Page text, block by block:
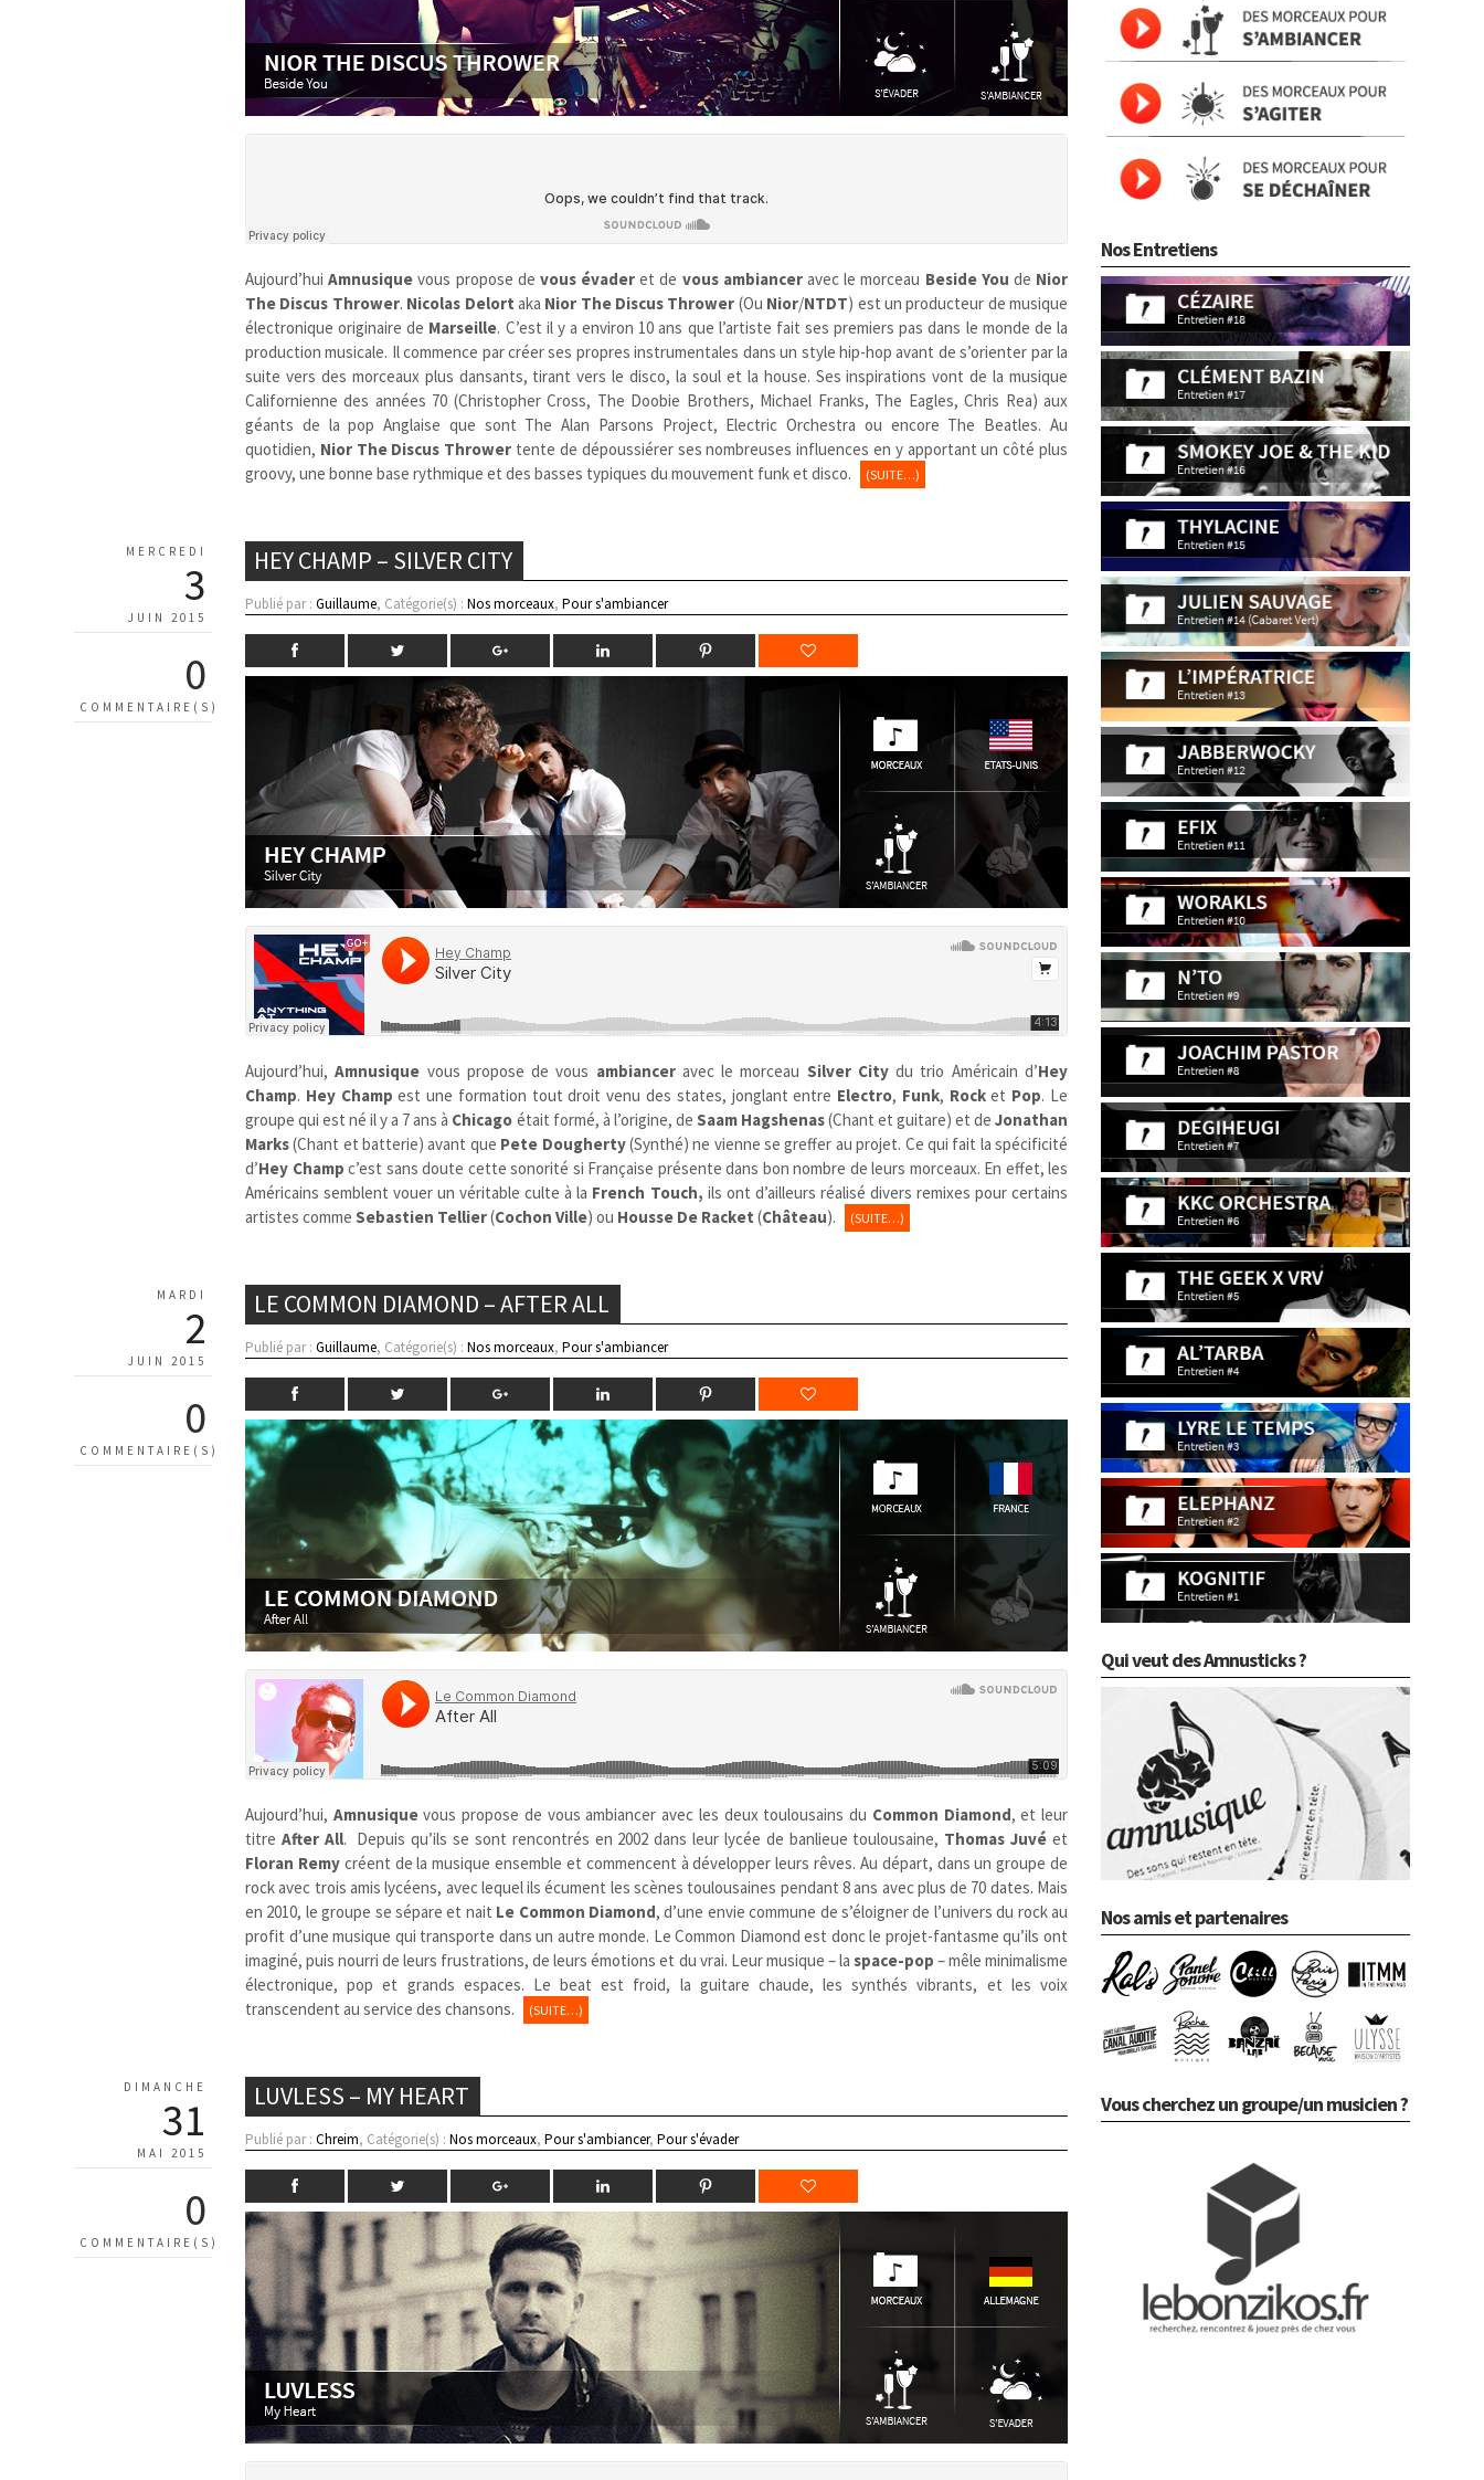
Aujourd’huiAmnusique vous propose de vous évader et de vous ambianceravec le morceau Beside You de Nior
The Discus Thrower. Nicolas Delort aka Nior The Discus Thrower (Ou Nior/NTDT) est un producteur de musique
électronique originaire de Marseille. C’est il y a environ 10 ans que l’artiste fait ses premiers pas dans le monde de la
production musicale. Il commence par créer ses propres instrumentales dans un style hip-hop avant de s’orienter par la
suite vers des morceaux plus dansants, tirant vers le disco, la soul et la house. Ses inspirations vont de la musique
Californienne des années 70 (Christopher Cross, The Doobie Brothers, Michael Franks, The Eagles, Chris Rea) aux
géants de la pop Anglaise que sont The Alan Parsons Project, Electric Orchestra ou encore The Beatles. Au
quotidien, Nior The Discus Thrower tente de dépoussiérer ses nombreuses influences en y apportant un côté plus
groovy, une bonne base rythmique et des basses typiques du mouvement funk et disco.
(SUITE…)
MERCREDI
3
JUIN 2015
0
COMMENTAIRE(S)
HEY CHAMP – SILVER CITY
Publié par :Guillaume, Catégorie(s) :Nos morceaux,Pour s'ambiancer
Aujourd’hui,Amnusique vous propose de vous ambianceravec le morceau Silver Citydu trio Américain d’Hey
Champ. Hey Champ est une formation tout droit venu des states, jonglant entre Electro, Funk, Rocket Pop. Le
groupe qui est né il y a 7 ans à Chicago était formé, à l’origine, de Saam Hagshenas(Chant et guitare) et deJonathan
Marks(Chant et batterie) avant que Pete Dougherty(Synthé) ne vienne se greffer au projet. Ce qui fait la spécificité
d’Hey Champ c’est sans doute cette sonorité si Française présente dans bon nombre de leurs morceaux. En effet, les
Américains semblent vouer un véritable culte à la French Touch, ils ont d’ailleurs réalisé divers remixes pour certains
artistes commeSebastien Tellier(Cochon Ville) ou Housse De Racket(Château). (SUITE…)
MARDI
2
JUIN 2015
0
COMMENTAIRE(S)
LE COMMON DIAMOND – AFTER ALL
Publié par :Guillaume, Catégorie(s) :Nos morceaux,Pour s'ambiancer
Aujourd’hui, Amnusiquevous propose de vous ambiancer avec les deux toulousains du Common Diamond, et leur
titre After All. Depuis qu’ils se sont rencontrés en 2002 dans leur lycée de banlieue toulousaine, Thomas Juvé et
Floran Remycréent de la musique ensemble et commencent à développer leurs rêves. Au départ, dans un groupe de
rock avec trois amis lycéens, avec lequel ils écument les scènes toulousaines pendant 8 ans avec plus de 70 dates. Mais
en 2010, le groupe se sépare et nait Le Common Diamond, d’une envie commune de s’éloigner de l’univers du rock au
profit d’une musique qui transporte dans un autre monde. Le Common Diamond est donc le projet-fantasme qu’ils ont
imaginé, puis nourri de leurs frustrations, de leurs émotions et du vrai. Leur musique – la space-pop – mêle minimalisme
électronique, pop et grands espaces. Le beat est froid, la guitare chaude, les synthés vibrants, et les voix
transcendent au service des chansons.
(SUITE…)
DIMANCHE
31
MAI 2015
0
COMMENTAIRE(S)
LUVLESS – MY HEART
Publié par :Chreim, Catégorie(s) :Nos morceaux,Pour s'ambiancer,Pour s'évader
Nos Entretiens
Qui veut des Amnusticks ?
Nos amis et partenaires
Vous cherchez un groupe/un musicien ?